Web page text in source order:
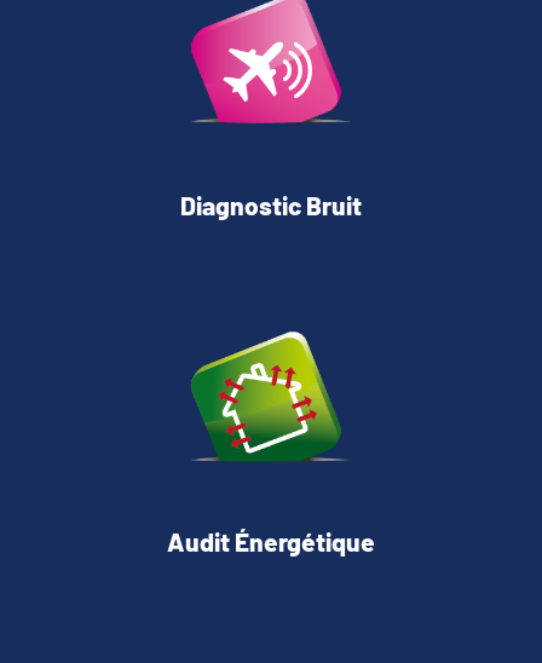
Diagnostic Bruit
Audit Énergétique